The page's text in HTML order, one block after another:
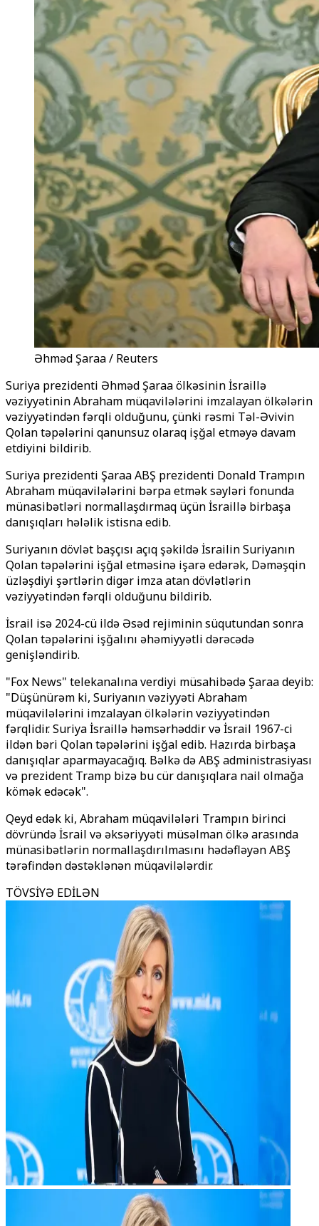
Əhməd Şaraa / Reuters
Suriya prezidenti Əhməd Şaraa ölkəsinin İsraillə
vəziyyətinin Abraham müqavilələrini imzalayan ölkələrin
vəziyyətindən fərqli olduğunu, çünki rəsmi Təl-Əvivin
Qolan təpələrini qanunsuz olaraq işğal etməyə davam
etdiyini bildirib.
Suriya prezidenti Şaraa ABŞ prezidenti Donald Trampın
Abraham müqavilələrini bərpa etmək səyləri fonunda
münasibətləri normallaşdırmaq üçün İsraillə birbaşa
danışıqları hələlik istisna edib.
Suriyanın dövlət başçısı açıq şəkildə İsrailin Suriyanın
Qolan təpələrini işğal etməsinə işarə edərək, Dəməşqin
üzləşdiyi şərtlərin digər imza atan dövlətlərin
vəziyyətindən fərqli olduğunu bildirib.
İsrail isə 2024-cü ildə Əsəd rejiminin süqutundan sonra
Qolan təpələrini işğalını əhəmiyyətli dərəcədə
genişləndirib.
"Fox News" telekanalına verdiyi müsahibədə Şaraa deyib:
"Düşünürəm ki, Suriyanın vəziyyəti Abraham
müqavilələrini imzalayan ölkələrin vəziyyətindən
fərqlidir. Suriya İsraillə həmsərhəddir və İsrail 1967-ci
ildən bəri Qolan təpələrini işğal edib. Hazırda birbaşa
danışıqlar aparmayacağıq. Bəlkə də ABŞ administrasiyası
və prezident Tramp bizə bu cür danışıqlara nail olmağa
kömək edəcək".
Qeyd edək ki, Abraham müqavilələri Trampın birinci
dövründə İsrail və əksəriyyəti müsəlman ölkə arasında
münasibətlərin normallaşdırılmasını hədəfləyən ABŞ
tərəfindən dəstəklənən müqavilələrdir.
TÖVSİYƏ EDİLƏN